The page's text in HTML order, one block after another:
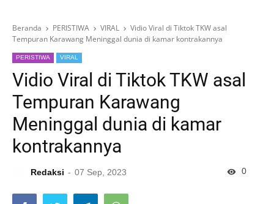
Beranda PERISTIWA VIRAL
Vidio Viral di Tiktok TKW asal
Tempuran Karawang Meninggal dunia di kamar kontrakannya
PERISTIWA VIRAL
Vidio Viral di Tiktok TKW asal
Tempuran Karawang
Meninggal dunia di kamar
kontrakannya
Redaksi 07 Sep, 2023 0